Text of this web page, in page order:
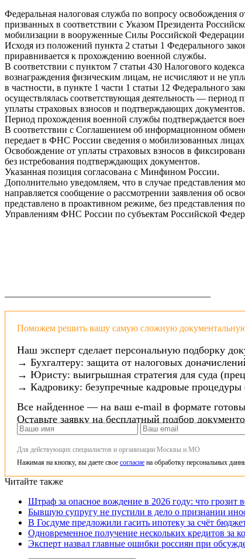
Федеральная налоговая служба по вопросу
призванных в соответствии с Указом Президента
мобилизации в вооруженные Силы Российской
Исходя из положений пункта 2 статьи 1 Федерального
приравнивается к прохождению военной службы.
В соответствии с пунктом 7 статьи 430 Налогового
вознаграждения физическим лицам, не исчисляют и не
в частности, в пункте 1 части 1 статьи 12 Федерального
осуществлялась соответствующая деятельность —
уплаты страховых взносов и подтверждающих документов.
Период прохождения военной службы подтверждается
В соответствии с Соглашением об информационном
передает в ФНС России сведения о мобилизованных
Освобождение от уплаты страховых взносов в
без истребования подтверждающих документов.
Указанная позиция согласована с Минфином России.
Дополнительно уведомляем, что в случае представления
направляется сообщение о рассмотрении заявления об
представлено в проактивном режиме, без представления
Управлениям ФНС России по субъектам Российской
——————————————————————
Поможем решить вашу самую сложную документальную
Наш эксперт сделает персональную подборку
→ Бухгалтеру: защита от налоговых
→ Юристу: выигрышная стратегия для суда
→ Кадровику: безупречные кадровые
Все найденное — на ваш e-mail в формате
Оставьте заявку на бесплатный подбор
Для действующих специалистов и организации Москвы и МО
Нажимая на кнопку, вы даете свое согласие на обработку персональных
Читайте также
Штраф за опасное вождение в 2026 году: что грозит
Бывшую супругу не пустили в дело о признании
В Госдуме предложили гасить ипотеку за счёт
Одновременное получение нескольких кредитов за
Эксперт назвал главные ошибки россиян при